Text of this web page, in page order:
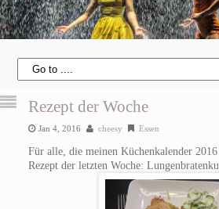
Rezept der Woche
Jan 4, 2016 cheesy Essen
Für alle, die meinen Küchenkalender
Rezept der letzten Woche: